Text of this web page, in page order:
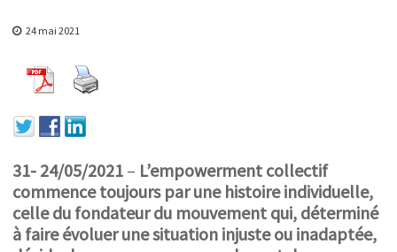
24 mai 2021
31- 24/05/2021 – L’empowerment collectif
commence toujours par une histoire individuelle,
celle du fondateur du mouvement qui, déterminé
à faire évoluer une situation injuste ou inadaptée,